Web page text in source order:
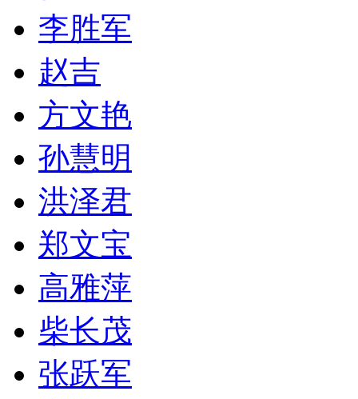
李胜军
赵吉
方文艳
孙慧明
洪泽君
郑文宝
高雅萍
柴长茂
张跃军